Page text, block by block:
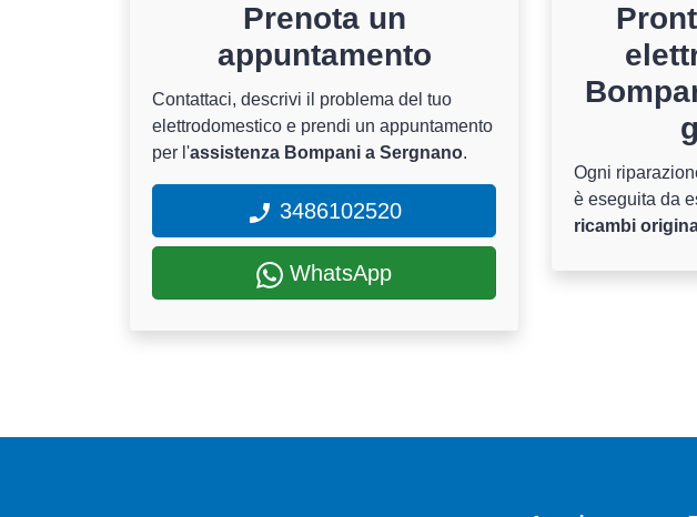
Prenota un
appuntamento
Contattaci, descrivi il problema del tuo
elettrodomestico e prendi un appuntamento
per l'assistenza Bompani a Sergnano.
3486102520
WhatsApp
Ogni
è eseguita da
ricambi